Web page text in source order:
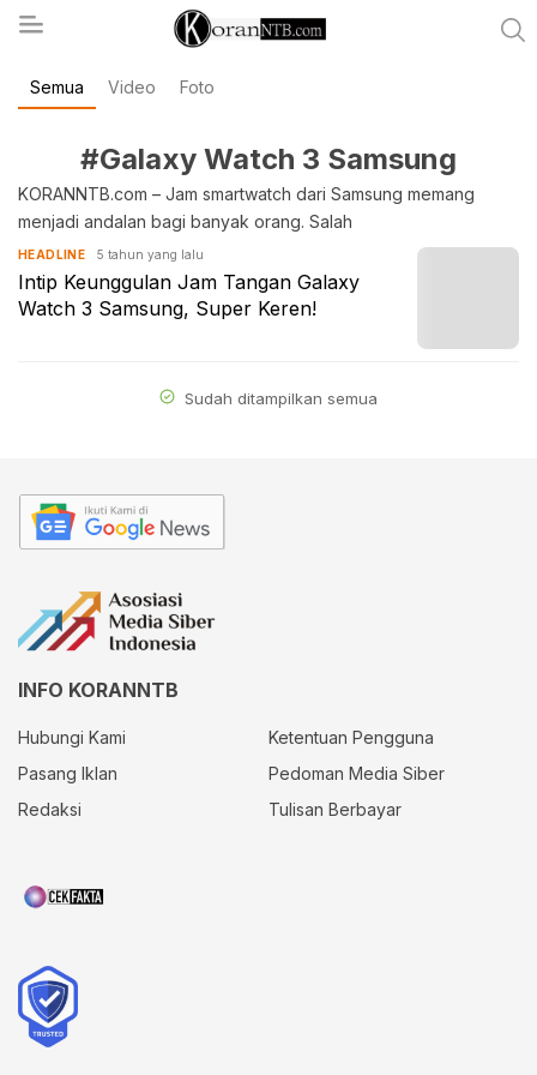
koranntb.com
Semua Video Foto
#Galaxy Watch 3 Samsung
KORANNTB.com – Jam smartwatch dari Samsung memang
menjadi andalan bagi banyak orang. Salah
HEADLINE 5 tahun yang lalu
Intip Keunggulan Jam Tangan Galaxy
Watch 3 Samsung, Super Keren!
Sudah ditampilkan semua
INFO KORANNTB
Hubungi Kami
Ketentuan Pengguna
Pasang Iklan
Pedoman Media Siber
Redaksi
Tulisan Berbayar